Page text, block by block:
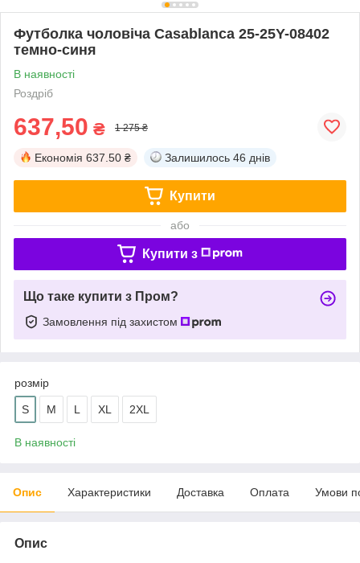
Футболка чоловіча Casablanca 25-25Y-08402
темно-синя
В наявності
Роздріб
637,50 ₴ 1 275 ₴
Економія 637.50 ₴ Залишилось 46 днів
Купити
або
Купити з
Що таке купити з Пром?
Замовлення під захистом
розмір
S M L XL 2XL
В наявності
Опис Характеристики Доставка Оплата Умови
Опис